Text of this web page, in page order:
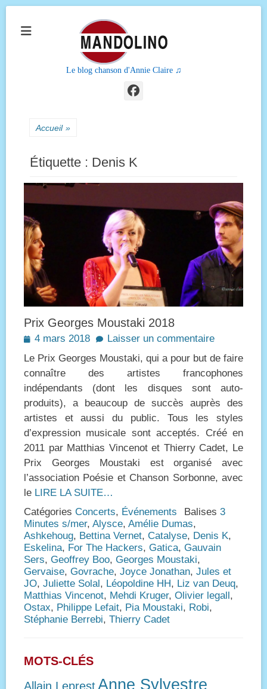
Le blog chanson d'Annie Claire ♫
Facebook
Accueil »
Étiquette : Denis K
Prix Georges Moustaki 2018
Posted
4 mars 2018
Laisser un commentaire
Le Prix Georges Moustaki, qui a pour but de faire
connaître des artistes francophones
indépendants (dont les disques sont auto-
produits), a beaucoup de succès auprès des
artistes et aussi du public. Tous les styles
d’expression musicale sont acceptés. Créé en
2011 par Matthias Vincenot et Thierry Cadet, Le
Prix Georges Moustaki est organisé avec
l’association Poésie et Chanson Sorbonne, avec
le LIRE LA SUITE…
Catégories Concerts, Événements Balises 3
Minutes s/mer, Alysce, Amélie Dumas,
Ashkehoug, Bettina Vernet, Catalyse, Denis K,
Eskelina, For The Hackers, Gatica, Gauvain
Sers, Geoffrey Boo, Georges Moustaki,
Gervaise, Govrache, Joyce Jonathan, Jules et
JO, Juliette Solal, Léopoldine HH, Liz van Deuq,
Matthias Vincenot, Mehdi Kruger, Olivier legall,
Ostax, Philippe Lefait, Pia Moustaki, Robi,
Stéphanie Berrebi, Thierry Cadet
MOTS-CLÉS
Allain LeprestAnne Sylvestre